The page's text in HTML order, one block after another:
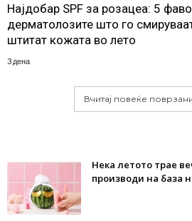
Најдобар SPF за розацеа: 5
дерматолозите што го
штитат кожата во лето
3 дена
Вчитај повеќе
Нека летото трае
производи на база